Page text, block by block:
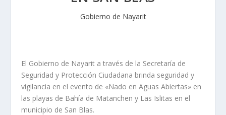
Gobierno de Nayarit
El Gobierno de Nayarit a través de la Secretaría de
Seguridad y Protección Ciudadana brinda seguridad y
vigilancia en el evento de «Nado en Aguas Abiertas» en
las playas de Bahía de Matanchen y Las Islitas en el
municipio de San Blas.